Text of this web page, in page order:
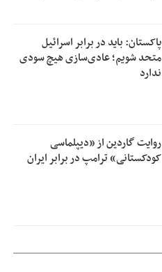
پاکستان: باید در برابر اسرائیل
متحد شویم؛ عادی‌سازی هیچ سودی
ندارد
روایت گاردین از «دیپلماسی
کودکستانی» ترامپ در برابر ایران